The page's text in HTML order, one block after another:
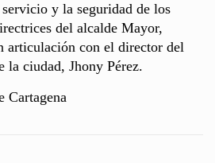
y la seguridad de los
del alcalde Mayor,
articulación con el director del
la ciudad, Jhony Pérez.
Cartagena